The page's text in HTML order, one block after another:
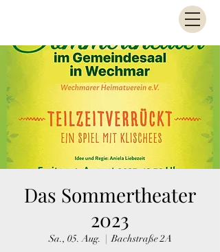
Das Sommertheater
2023
Sa., 05. Aug.
  |
Bachstraße 2A